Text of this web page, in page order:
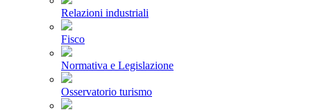
Relazioni industriali
Fisco
Normativa e Legislazione
Osservatorio turismo